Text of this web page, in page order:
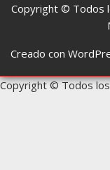
Copyright © Todos
Creado con
Copyright © Todos